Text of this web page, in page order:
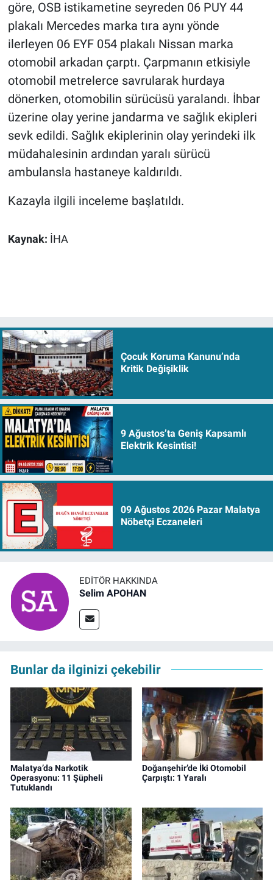
göre, OSB istikametine seyreden 06 PUY 44
plakalı Mercedes marka tıra aynı yönde
ilerleyen 06 EYF 054 plakalı Nissan marka
otomobil arkadan çarptı. Çarpmanın etkisiyle
otomobil metrelerce savrularak hurdaya
dönerken, otomobilin sürücüsü yaralandı. İhbar
üzerine olay yerine jandarma ve sağlık ekipleri
sevk edildi. Sağlık ekiplerinin olay yerindeki ilk
müdahalesinin ardından yaralı sürücü
ambulansla hastaneye kaldırıldı.
Kazayla ilgili inceleme başlatıldı.
Kaynak: İHA
Çocuk Koruma Kanunu’nda
Kritik Değişiklik
9 Ağustos’ta Geniş Kapsamlı
Elektrik Kesintisi!
09 Ağustos 2026 Pazar Malatya
Nöbetçi Eczaneleri
EDITÖR HAKKINDA
Selim APOHAN
Bunlar da ilginizi çekebilir
Malatya’da Narkotik
Operasyonu: 11 Şüpheli
Tutuklandı
Doğanşehir’de İki Otomobil
Çarpıştı: 1 Yaralı